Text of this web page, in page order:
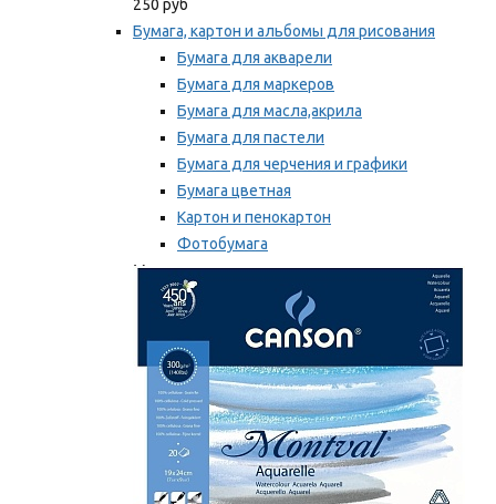
250 руб
Бумага, картон и альбомы для рисования
Бумага для акварели
Бумага для маркеров
Бумага для масла,акрила
Бумага для пастели
Бумага для черчения и графики
Бумага цветная
Картон и пенокартон
Фотобумага
Мы рекомендуем